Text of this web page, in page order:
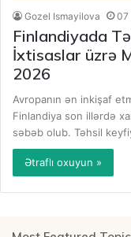
Gozel Ismayilova 07
Finlandiyada
İxtisaslar üzrə
2026
Avropanın ən inkişaf
Finlandiya son illərdə
səbəb olub. Təhsil
Ətraflı oxuyun »